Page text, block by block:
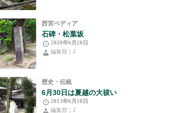
西宮ペディア
石碑・松葉坂
2020年6月20日
編集部｜J
歴史・伝統
6月30日は夏越の大祓い
2013年6月18日
編集部｜J